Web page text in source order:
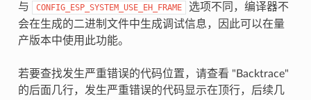
与
CONFIG_ESP_SYSTEM_USE_EH_FRAME
选项不同，编译器不
会在生成的二进制文件中生成调试信息，因此可以在量
产版本中使用此功能。
若要查找发生严重错误的代码位置，请查看 "Backtrace"
的后面几行，发生严重错误的代码显示在顶行，后续几